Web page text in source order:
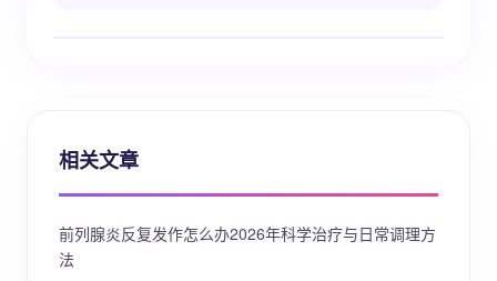
相关文章
前列腺炎反复发作怎么办2026年科学治疗与日常调理方
法